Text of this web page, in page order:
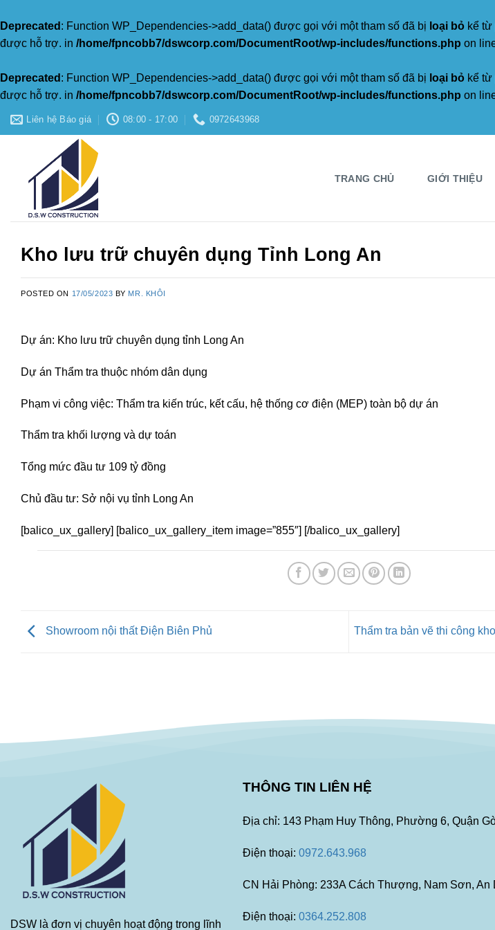
Deprecated : Function WP_Dependencies->add_data() được gọi với một tham số đã bị loại bỏ kể từ
được hỗ trợ. in /home/fpncobb7/dswcorp.com/DocumentRoot/wp-includes/functions.php on
Deprecated : Function WP_Dependencies->add_data() được gọi với một tham số đã bị loại bỏ kể từ
được hỗ trợ. in /home/fpncobb7/dswcorp.com/DocumentRoot/wp-includes/functions.php on
Liên hệ Báo giá 08:00 - 17:00 0972643968
TRANG CHỦ GIỚI THIỆU
Kho lưu trữ chuyên dụng Tỉnh Long An
POSTED ON 17/05/2023 BY MR. KHÔI
Dự án: Kho lưu trữ chuyên dụng tỉnh Long An
Dự án Thẩm tra thuộc nhóm dân dụng
Phạm vi công việc: Thẩm tra kiến trúc, kết cấu, hệ thống cơ điện (MEP) toàn bộ dự án
Thẩm tra khối lượng và dự toán
Tổng mức đầu tư 109 tỷ đồng
Chủ đầu tư: Sở nội vụ tỉnh Long An
[balico_ux_gallery] [balico_ux_gallery_item image=”855″] [/balico_ux_gallery]
Showroom nội thất Điện Biên Phủ Thẩm tra bản vẽ thi công
DSW là đơn vị chuyên hoạt động trong lĩnh
THÔNG TIN LIÊN HỆ
Địa chỉ: 143 Phạm Huy Thông, Phường 6, Quận
Điện thoại: 0972.643.968
CN Hải Phòng: 233A Cách Thượng, Nam Sơn,
Điện thoại: 0364.252.808